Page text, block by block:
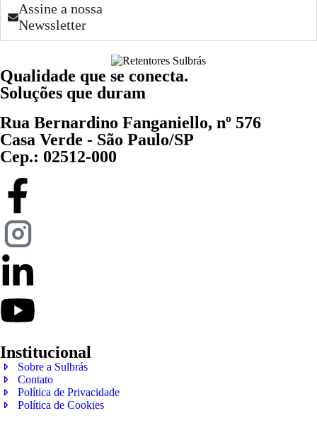
Assine a nossa
Newssletter
Qualidade que se conecta.
Soluções que duram
Rua Bernardino Fanganiello, nº 576
Casa Verde - São Paulo/SP
Cep.: 02512-000
Institucional
Sobre a Sulbrás
Contato
Política de Privacidade
Política de Cookies